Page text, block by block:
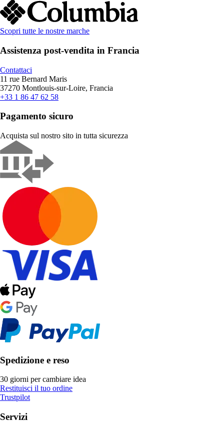
Scopri tutte le nostre marche
Assistenza post-vendita in Francia
Contattaci
11 rue Bernard Maris
37270 Montlouis-sur-Loire, Francia
+33 1 86 47 62 58
Pagamento sicuro
Acquista sul nostro sito in tutta sicurezza
Spedizione e reso
30 giorni per cambiare idea
Restituisci il tuo ordine
Trustpilot
Servizi